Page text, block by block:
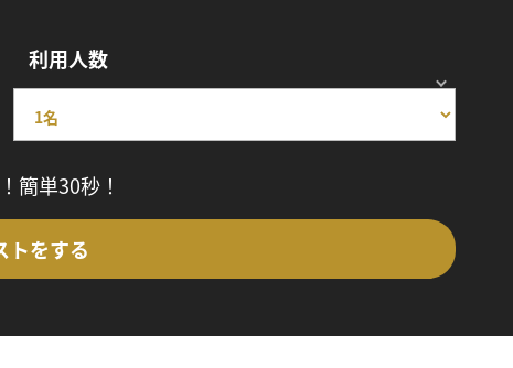
利用人数
簡単30秒！
トをする